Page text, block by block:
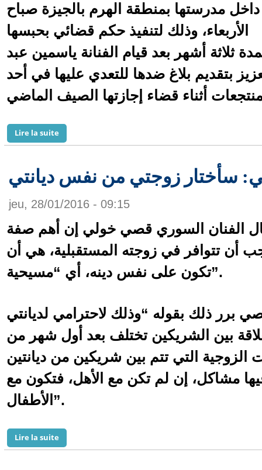
داخل مدرستها بمنطقة الهرم بالجيزة صباح
الأربعاء، وذلك لتنفيذ حكم قضائي بحبسها
ثلاثة أشهر بعد قيام الفنانة ياسمين عبد
بتقديم بلاغ ضدها للتعدي عليها في أحد
Lire la suite
سأختار زوجتي من نفس ديانتي
jeu, 28/01/2016 - 09:15
الفنان السوري قصي خولي إن أهم صفة
أن تتوافر في زوجته المستقبلية، هي أن
تكون على نفس دينه، أي “مسيحية”.
برر ذلك بقوله “وذلك لاحترامي لديانتي
بين الشريكين تختلف بعد أول شهر من
الزوجية التي تتم بين شريكين من ديانتين
مشاكل، إن لم تكن مع الأهل، فتكون مع
الأطفال”.
Lire la suite